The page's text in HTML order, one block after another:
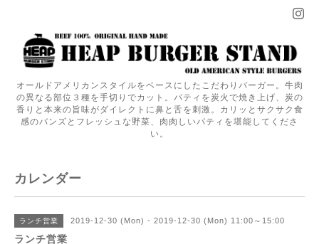
オールドアメリカンスタイルをベースにしたこだわりバーガー。牛肉
の異なる部位３種を手切りでカット。パティを炭火で焼き上げ、炭の
香りと本来の旨味がダイレクトに鼻と舌を刺激。カリッとサクサク食
感のバンズとフレッシュな野菜、肉肉しいパティを堪能してくださ
い。
カレンダー
ランチ営業 2019-12-30 (Mon) - 2019-12-30 (Mon) 11:00～15:00
ランチ営業